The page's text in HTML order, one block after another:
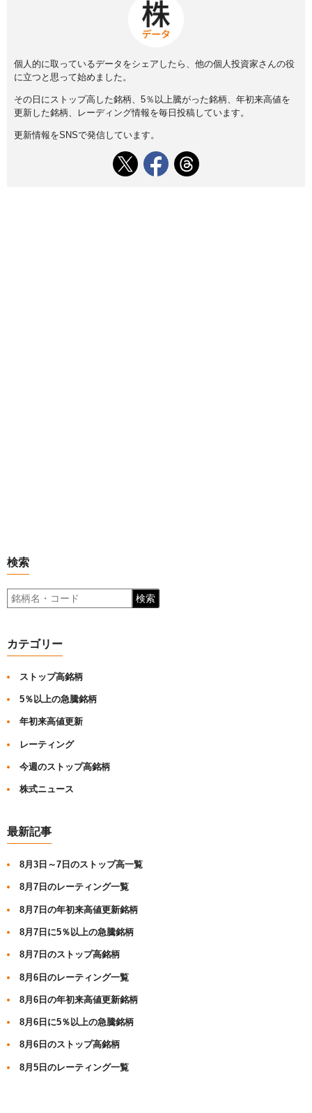
個人的に取っているデータをシェアしたら、他の個人投資家さんの役
に立つと思って始めました。
その日にストップ高した銘柄、5％以上騰がった銘柄、年初来高値を
更新した銘柄、レーディング情報を毎日投稿しています。
更新情報をSNSで発信しています。
検索
検索
カテゴリー
ストップ高銘柄
5％以上の急騰銘柄
年初来高値更新
レーティング
今週のストップ高銘柄
株式ニュース
最新記事
8月3日～7日のストップ高一覧
8月7日のレーティング一覧
8月7日の年初来高値更新銘柄
8月7日に5％以上の急騰銘柄
8月7日のストップ高銘柄
8月6日のレーティング一覧
8月6日の年初来高値更新銘柄
8月6日に5％以上の急騰銘柄
8月6日のストップ高銘柄
8月5日のレーティング一覧